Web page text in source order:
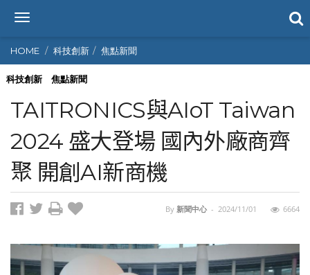
T
g
g
l
n
a
v
i
g
a
t
HOME 科技創新 焦點新聞
科技創新 焦點新聞
TAITRONICS與AIoT Taiwan
2024 盛大登場 國內外廠商齊
聚 開創AI新商機
By 新聞中心 - 2024/11/01 6664